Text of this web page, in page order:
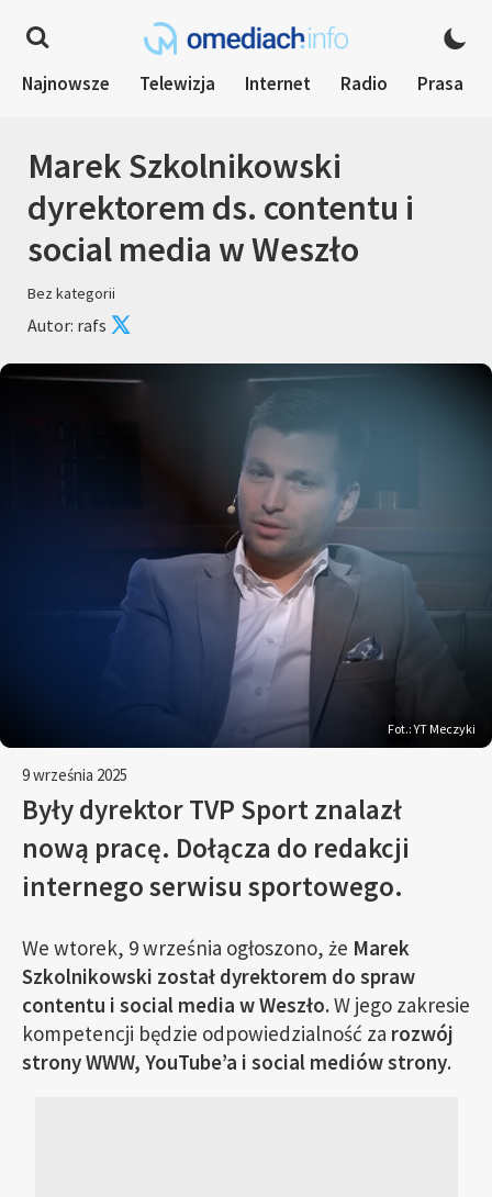
Najnowsze Telewizja Internet Radio Prasa
Marek Szkolnikowski
dyrektorem ds. contentu i
social media w Weszło
Bez kategorii
Autor: rafs
Fot.: YT Meczyki
9 września 2025
Były dyrektor TVP Sport znalazł
nową pracę. Dołącza do redakcji
internego serwisu sportowego.
We wtorek, 9 września ogłoszono, że Marek
Szkolnikowski został dyrektorem do spraw
contentu i social media w Weszło.W jego zakresie
kompetencji będzie odpowiedzialność za rozwój
strony WWW, YouTube’a i social mediów strony.